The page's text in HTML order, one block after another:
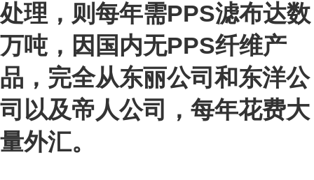
处理，则每年需PPS滤布达数
万吨，因国内无PPS纤维产
品，完全从东丽公司和东洋公
司以及帝人公司，每年花费大
量外汇。